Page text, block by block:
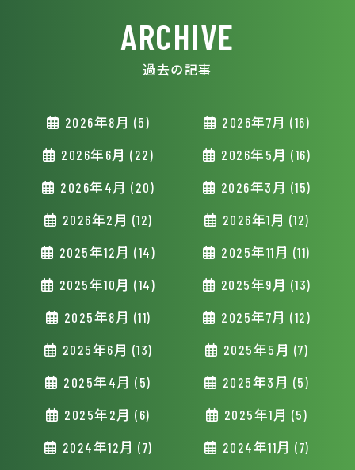
ARCHIVE
過去の記事
2026年8月 (5) 2026年7月 (16)
2026年6月 (22) 2026年5月 (16)
2026年4月 (20) 2026年3月 (15)
2026年2月 (12) 2026年1月 (12)
2025年12月 (14) 2025年11月 (11)
2025年10月 (14) 2025年9月 (13)
2025年8月 (11) 2025年7月 (12)
2025年6月 (13) 2025年5月 (7)
2025年4月 (5) 2025年3月 (5)
2025年2月 (6) 2025年1月 (5)
2024年12月 (7) 2024年11月 (7)